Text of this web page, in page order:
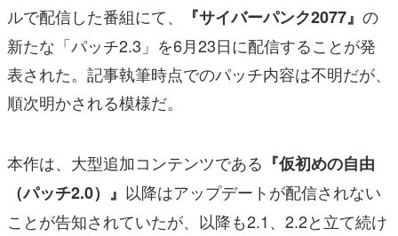
電ファミニコゲーマーとは？
運営：株式会社マレ
ルで配信した番組にて、
『サイバーパンク2077』 の
新たな「パッチ2.3」を6月23日に配信することが発
表された。記事執筆時点でのパッチ内容は不明だが、
順次明かされる模様だ。
本作は、大型追加コンテンツである 『仮初めの自由
（パッチ2.0）』 以降はアップデートが配信されない
ことが告知されていたが、以降も2.1、2.2と立て続け